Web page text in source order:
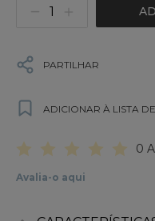
PARTILHAR
ADICIONAR À LISTA
0
Avalia-o aqui